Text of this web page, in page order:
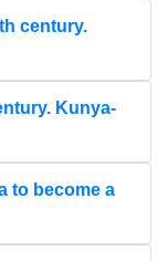
century.
Kunya-
to become a